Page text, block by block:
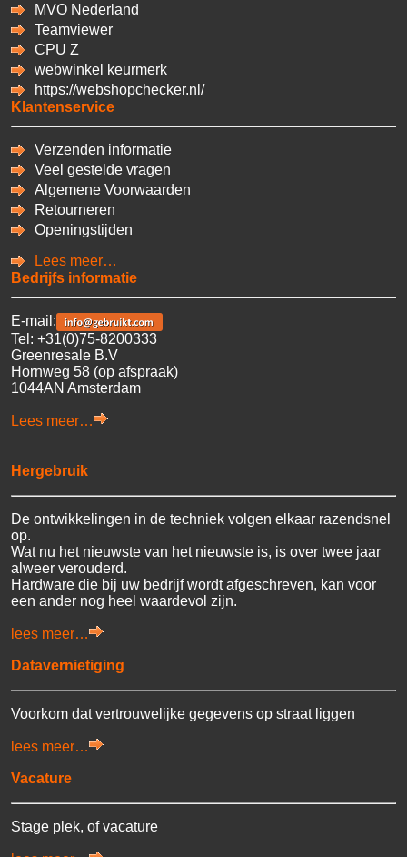
MVO Nederland
Teamviewer
CPU Z
webwinkel keurmerk
https://webshopchecker.nl/
Klantenservice
Verzenden informatie
Veel gestelde vragen
Algemene Voorwaarden
Retourneren
Openingstijden
Lees meer…
Bedrijfs informatie
E-mail:
Tel: +31(0)75-8200333
Greenresale B.V
Hornweg 58 (op afspraak)
1044AN Amsterdam
Lees meer…
Hergebruik
De ontwikkelingen in de techniek volgen elkaar razendsnel
op.
Wat nu het nieuwste van het nieuwste is, is over twee jaar
alweer verouderd.
Hardware die bij uw bedrijf wordt afgeschreven, kan voor
een ander nog heel waardevol zijn.
lees meer…
Datavernietiging
Voorkom dat vertrouwelijke gegevens op straat liggen
lees meer…
Vacature
Stage plek, of vacature